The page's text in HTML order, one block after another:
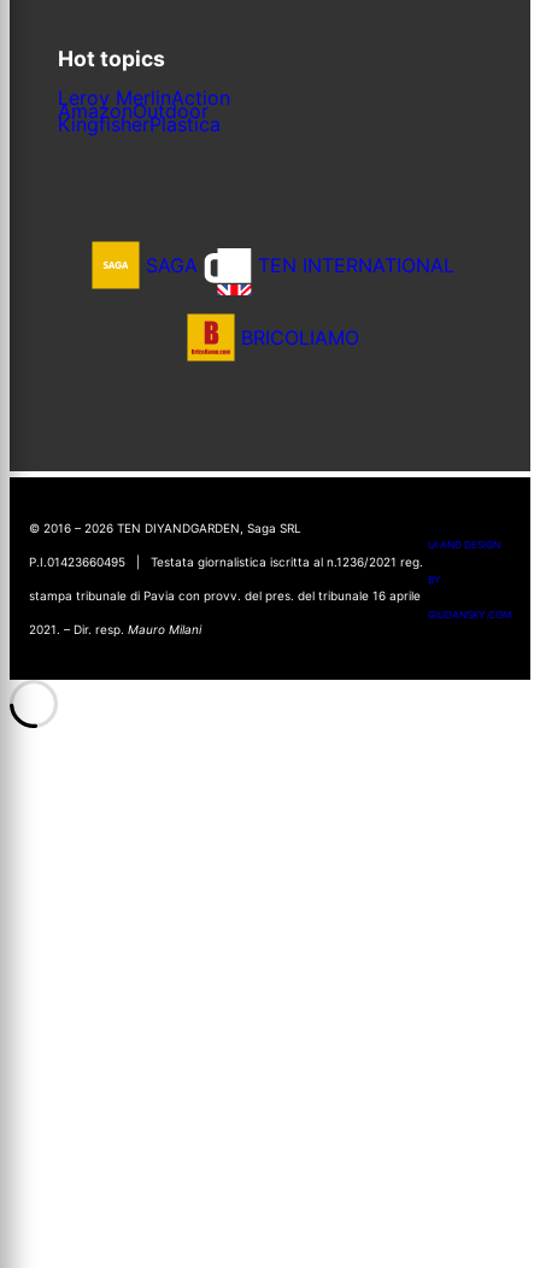
Hot topics
Leroy MerlinAction
AmazonOutdoor
KingfisherPlastica
SAGA TEN INTERNATIONAL
BRICOLIAMO
© 2016 – 2026 TEN DIYANDGARDEN, Saga SRL
P.I.01423660495 | Testata giornalistica iscritta al n.1236/2021 reg.
stampa tribunale di Pavia con provv. del pres. del tribunale 16 aprile
2021. – Dir. resp. Mauro Milani
UI AND DESIGN
BY
GIUDANSKY.COM